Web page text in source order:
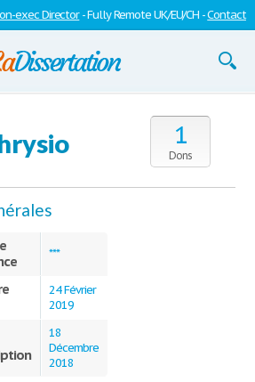
exec Director- Fully Remote UK/EU/CH -Contact
1
Dons
***
24 Février
2019
18
Décembre
2018